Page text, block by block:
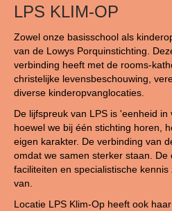
LPS KLIM-OP
Zowel onze basisschool als
van de Lowys Porquinstichting.
verbinding heeft met de rooms-
christelijke levensbeschouwing,
diverse kinderopvanglocaties.
De lijfspreuk van LPS is 'eenheid
hoewel we bij één stichting horen,
eigen karakter. De verbinding van
omdat we samen sterker staan.
faciliteiten en specialistische
van.
Locatie LPS Klim-Op heeft ook